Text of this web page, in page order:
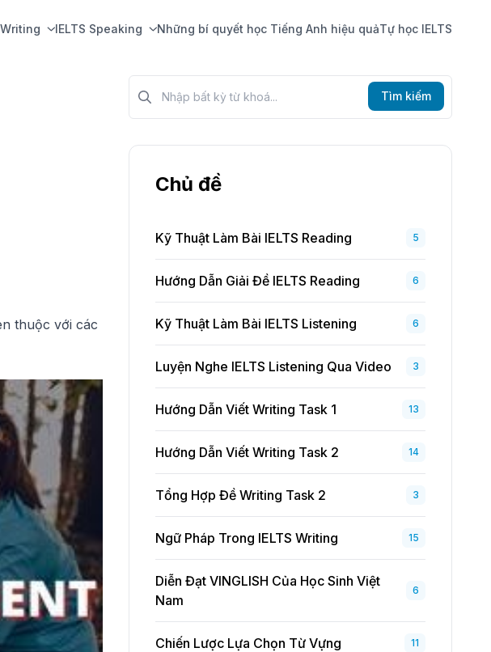
Writing IELTS Speaking Những bí quyết học Tiếng Anh hiệu quảTự học IELTS
thuộc với các
Tìm kiếm?>
Tìm kiếm
Chủ đề
Kỹ Thuật Làm Bài IELTS Reading 5
Hướng Dẫn Giải Đề IELTS Reading 6
Kỹ Thuật Làm Bài IELTS Listening 6
Luyện Nghe IELTS Listening Qua Video 3
Hướng Dẫn Viết Writing Task 1 13
Hướng Dẫn Viết Writing Task 2 14
Tổng Hợp Đề Writing Task 2 3
Ngữ Pháp Trong IELTS Writing 15
Diễn Đạt VINGLISH Của Học Sinh Việt
Nam
6
Chiến Lược Lựa Chọn Từ Vựng 11